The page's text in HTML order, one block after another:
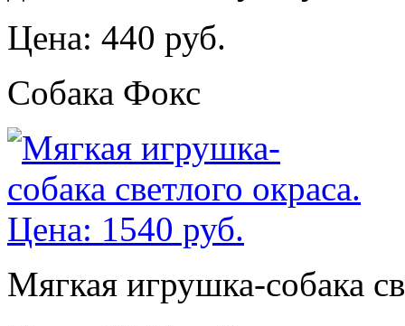
Цена: 440 руб.
Собака Фокс
Мягкая игрушка-собака